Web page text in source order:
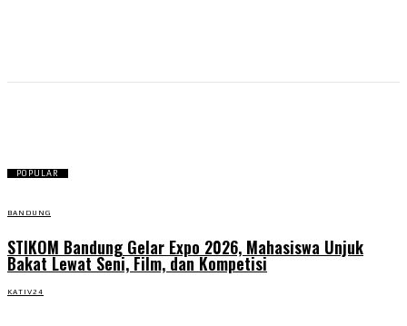
POPULAR
BANDUNG
STIKOM Bandung Gelar Expo 2026, Mahasiswa Unjuk
Bakat Lewat Seni, Film, dan Kompetisi
KATIV24